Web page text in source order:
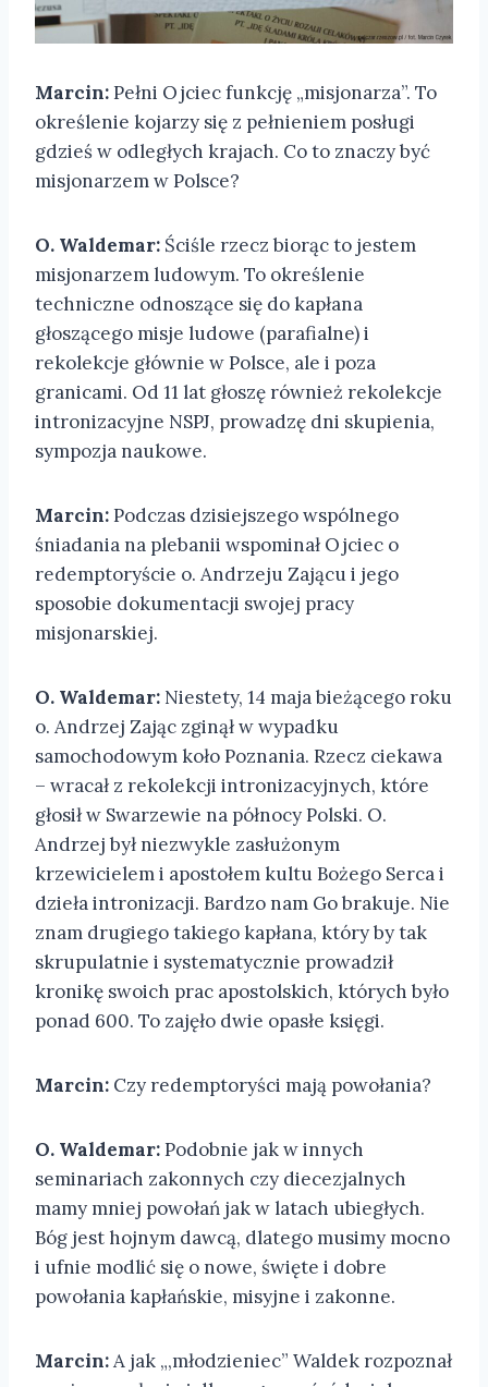
Marcin:Pełni Ojciec funkcję „misjonarza”. To
określenie kojarzy się z pełnieniem posługi
gdzieś w odległych krajach. Co to znaczy być
misjonarzem w Polsce?
O. Waldemar: Ściśle rzecz biorąc to jestem
misjonarzem ludowym. To określenie
techniczne odnoszące się do kapłana
głoszącego misje ludowe (parafialne) i
rekolekcje głównie w Polsce, ale i poza
granicami. Od 11 lat głoszę również rekolekcje
intronizacyjne NSPJ, prowadzę dni skupienia,
sympozja naukowe.
Marcin:Podczas dzisiejszego wspólnego
śniadania na plebanii wspominał Ojciec o
redemptoryście o. Andrzeju Zającu i jego
sposobie dokumentacji swojej pracy
misjonarskiej.
O. Waldemar: Niestety, 14 maja bieżącego roku
o. Andrzej Zając zginął w wypadku
samochodowym koło Poznania. Rzecz ciekawa
– wracał z rekolekcji intronizacyjnych, które
głosił w Swarzewie na północy Polski. O.
Andrzej był niezwykle zasłużonym
krzewicielem i apostołem kultu Bożego Serca i
dzieła intronizacji. Bardzo nam Go brakuje. Nie
znam drugiego takiego kapłana, który by tak
skrupulatnie i systematycznie prowadził
kronikę swoich prac apostolskich, których było
ponad 600. To zajęło dwie opasłe księgi.
Marcin: Czy redemptoryści mają powołania?
O. Waldemar:Podobnie jak w innych
seminariach zakonnych czy diecezjalnych
mamy mniej powołań jak w latach ubiegłych.
Bóg jest hojnym dawcą, dlatego musimy mocno
i ufnie modlić się o nowe, święte i dobre
powołania kapłańskie, misyjne i zakonne.
Marcin:A jak „,młodzieniec” Waldek rozpoznał